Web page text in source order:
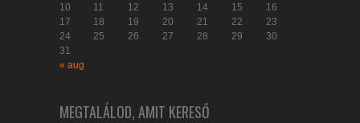
10
11 12 13 14 15
16
17
18 19 20 21 22
23
24
25 26 27 28 29
30
31
« aug
MEGTALÁLOD, AMIT KERESŐ